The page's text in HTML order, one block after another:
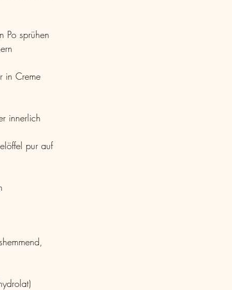
Po sprühen
in Creme
innerlich
pur auf